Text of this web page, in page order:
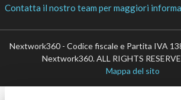
Contatta il nostro team per maggiori
Nextwork360 - Codice fiscale e Partita IVA
Nextwork360. ALL RIGHTS
Mappa del sito